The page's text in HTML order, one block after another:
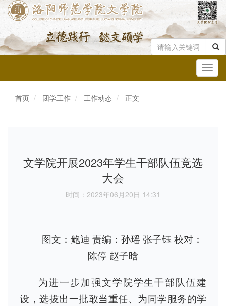
首页
团学工作 工作动态 正文
文学院开展2023年学生干部队伍竞选
大会
时间：2023年06月20日 14:31
图文：鲍迪 责编：孙瑶 张子钰 校对：
陈停 赵子晗
为进一步加强文学院学生干部队伍建
设，选拔出一批敢当重任、为同学服务的学